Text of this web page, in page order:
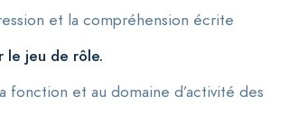
et la compréhension écrite
le jeu de rôle.
fonction et au domaine d’activité des